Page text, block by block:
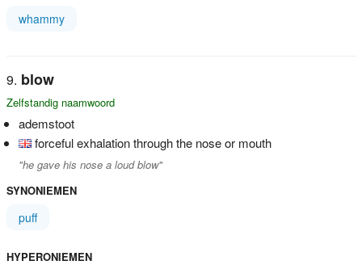
whammy
blow
Zelfstandig naamwoord
ademstoot
forceful exhalation through the nose or mouth
"he gave his nose a loud blow"
SYNONIEMEN
puff
HYPERONIEMEN